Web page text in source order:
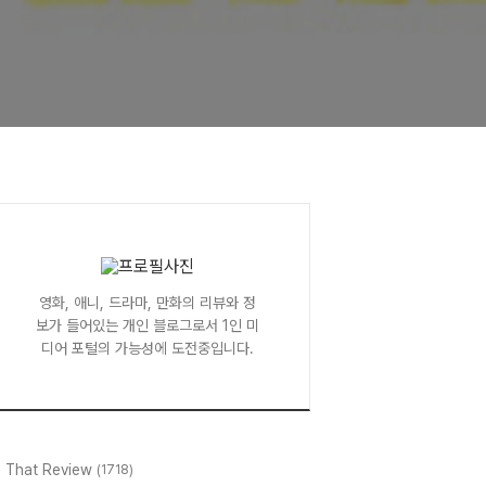
영화, 애니, 드라마, 만화의 리뷰와 정
보가 들어있는 개인 블로그로서 1인 미
디어 포털의 가능성에 도전중입니다.
That Review (1718)